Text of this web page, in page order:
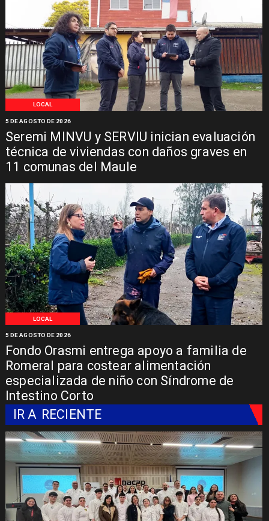
LOCAL
Seremi MINVU y SERVIU inician evaluación
técnica de viviendas con daños graves en
11 comunas del Maule
5 DE AGOSTO DE 2026
LOCAL
Fondo Orasmi entrega apoyo a familia de
Romeral para costear alimentación
especializada de niño con Síndrome de
Intestino Corto
5 DE AGOSTO DE 2026
IR A RECIENTE